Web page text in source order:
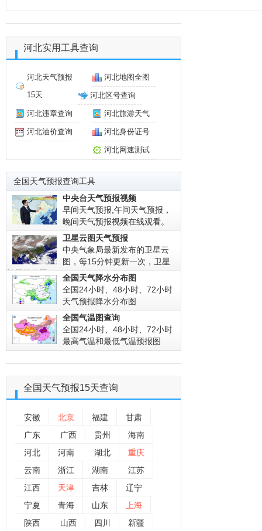
河北实用工具查询
河北天气预报
15天
河北地图全图
河北区号查询
河北旅游天气
河北违章查询
河北身份证号
河北油价查询
河北网速测试
全国天气预报查询工具
中央台天气预报视频
早间天气预报,午间天气预报，
晚间天气预报视频在线观看。
卫星云图天气预报
中央气象局最新发布的卫星云
图，每15分钟更新一次，卫星
拍摄的云图!
全国天气降水分布图
全国24小时、48小时、72小时
天气预报降水分布图
全国气温图查询
全国24小时、48小时、72小时
最高气温和最低气温预报图
全国 天气预报15天查询
安徽 北京 福建
甘肃
广东
广西 贵州
海南
河北
河南 湖北
重庆
云南
浙江 湖南
江苏
江西
天津 吉林
辽宁
宁夏
青海 山东
上海
陕西
山西 四川 新疆